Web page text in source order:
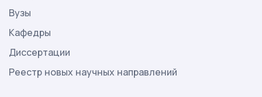
Вузы
Кафедры
Диссертации
Реестр новых научных направлений